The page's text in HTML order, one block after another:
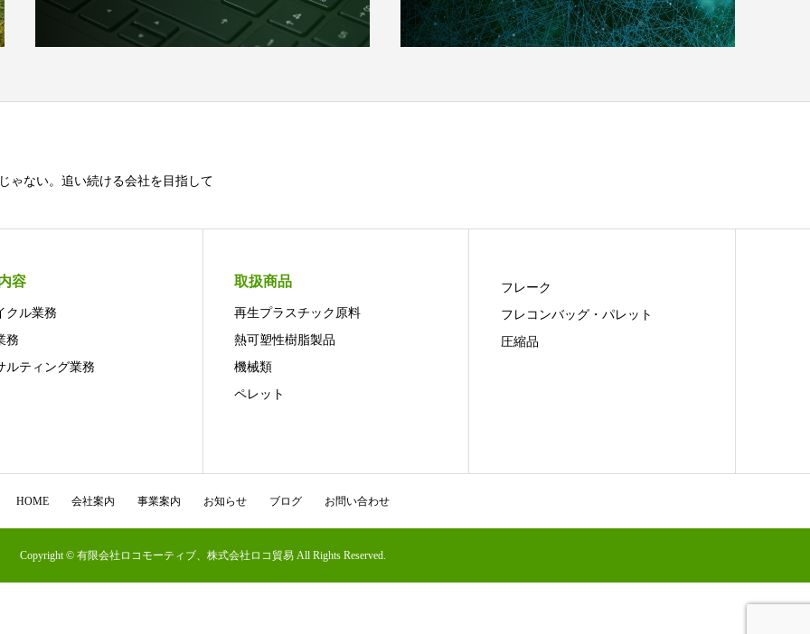
ゃない。追い続ける会社を目指して
容
クル業務
務
ルティング業務
取扱商品
再生プラスチック原料
熱可塑性樹脂製品
機械類
ペレット
フレーク
フレコンバッグ・パレット
圧縮品
HOME 会社案内 事業案内 お知らせ ブログ お問い合わせ
Copyright © 有限会社ロコモーティブ、株式会社ロコ貿易 All Rights Reserved.